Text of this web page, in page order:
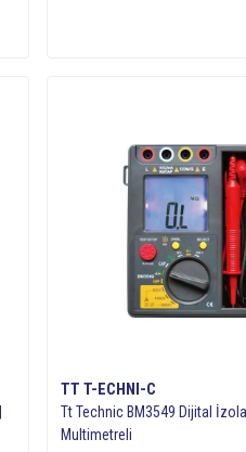
TT T-ECHNI-C
Tt Technic BM3549 Dijital
Multimetreli